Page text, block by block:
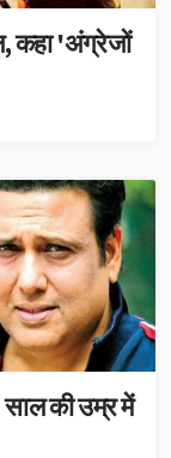
कहा 'अंग्रेजों
साल की उम्र में